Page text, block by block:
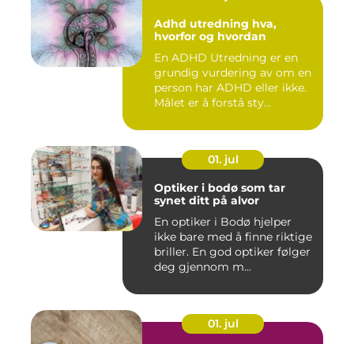
Adhd utredning hva,
hvorfor og hvordan
En ADHD Utredning er en
grundig vurdering av om en
person har ADHD eller ikke.
Målet er å forstå sty...
01. jul
Optiker i bodø som tar
synet ditt på alvor
En optiker i Bodø hjelper
ikke bare med å finne riktige
briller. En god optiker følger
deg gjennom m...
01. jul